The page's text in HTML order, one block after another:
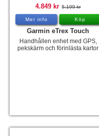
4.849 kr 5.199 kr
Mer info Köp
Garmin eTrex Touch
Handhållen enhet med GPS,
pekskärm och förinlästa kartor